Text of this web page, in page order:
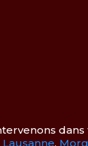
Lausanne,